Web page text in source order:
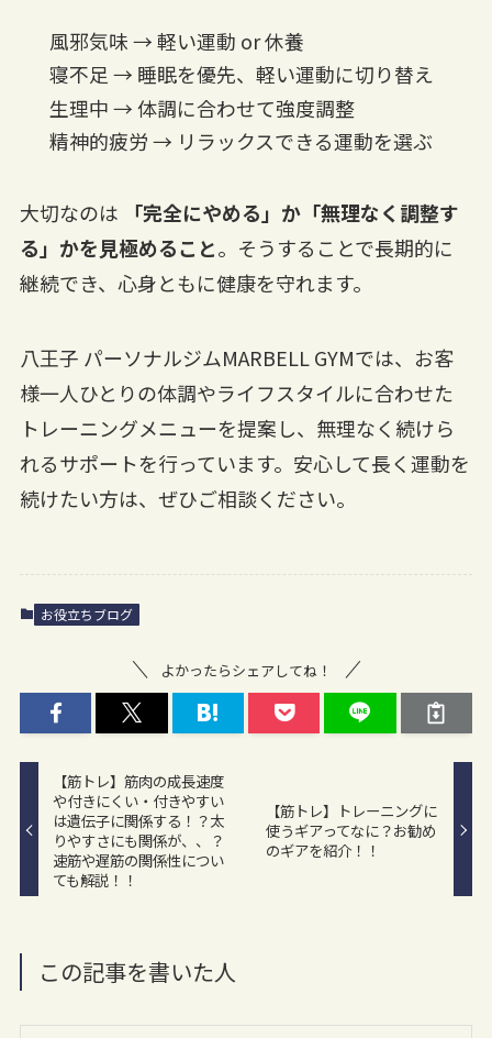
風邪気味 → 軽い運動 or 休養
寝不足 → 睡眠を優先、軽い運動に切り替え
生理中 → 体調に合わせて強度調整
精神的疲労 → リラックスできる運動を選ぶ
大切なのは
「完全にやめる」か「無理なく調整す
る」かを見極めること。そうすることで長期的に
継続でき、心身ともに健康を守れます。
八王子 パーソナルジムMARBELL GYMでは、お客
様一人ひとりの体調やライフスタイルに合わせた
トレーニングメニューを提案し、無理なく続けら
れるサポートを行っています。安心して長く運動を
続けたい方は、ぜひご相談ください。
お役立ちブログ
よかったらシェアしてね！
【筋トレ】筋肉の成長速度
や付きにくい・付きやすい
は遺伝子に関係する！？太
りやすさにも関係が、、？
速筋や遅筋の関係性につい
ても解説！！
【筋トレ】トレーニングに
使うギアってなに？お勧め
のギアを紹介！！
この記事を書いた人